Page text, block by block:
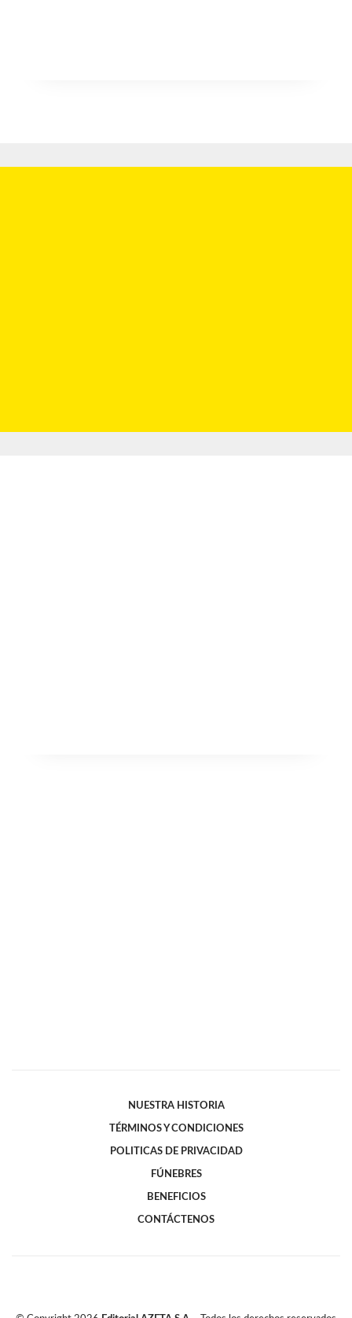
NUESTRA HISTORIA
TÉRMINOS Y CONDICIONES
POLITICAS DE PRIVACIDAD
FÚNEBRES
BENEFICIOS
CONTÁCTENOS